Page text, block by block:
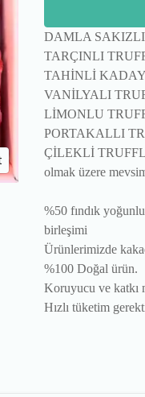
DAMLA
TARÇINLI
TAHİNLİ
VANİLYALI
LİMONLU
PORTAKALLI
ÇİLEKLİ
olmak üzere
%50 fındık
birleşimi
Ürünlerimizde
%100 Doğal ürün.
Koruyucu ve katkı
Hızlı tüketim